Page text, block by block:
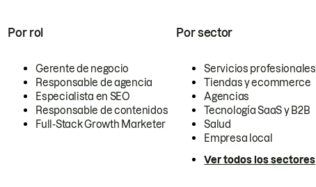
Por rol
Gerente de negocio
Responsable de agencia
Especialista en SEO
Responsable de contenidos
Full-Stack Growth Marketer
Por sector
Servicios profesionales
Tiendas y ecommerce
Agencias
Tecnología SaaS y B2B
Salud
Empresa local
Ver todos los sectores